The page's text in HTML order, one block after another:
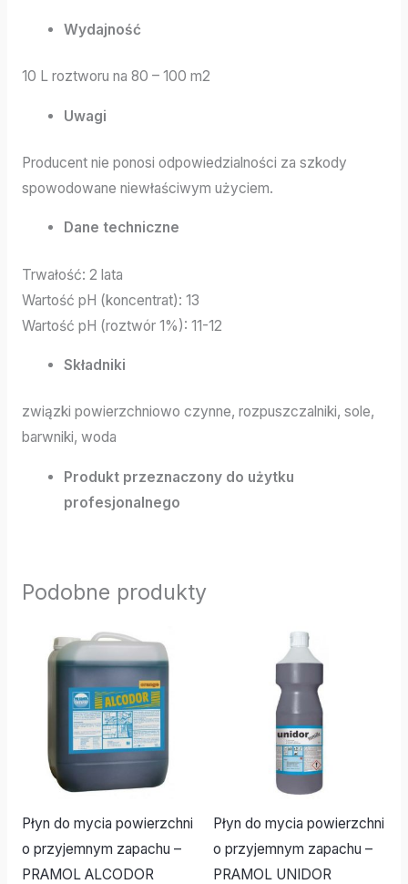
Wydajność
10 L roztworu na 80 – 100 m2
Uwagi
Producent nie ponosi odpowiedzialności za szkody
spowodowane niewłaściwym użyciem.
Dane techniczne
Trwałość: 2 lata
Wartość pH (koncentrat): 13
Wartość pH (roztwór 1%): 11-12
Składniki
związki powierzchniowo czynne, rozpuszczalniki, sole,
barwniki, woda
Produkt przeznaczony do użytku
profesjonalnego
Podobne produkty
Płyn do mycia powierzchni
o przyjemnym zapachu –
PRAMOL ALCODOR
Płyn do mycia powierzchni
o przyjemnym zapachu –
PRAMOL UNIDOR